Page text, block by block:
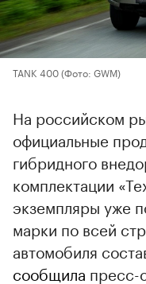
TANK 400(Фото: GWM)
На российском
официальные
гибридного
комплектации
экземпляры уже
марки по всей
автомобиля
сообщила пресс-